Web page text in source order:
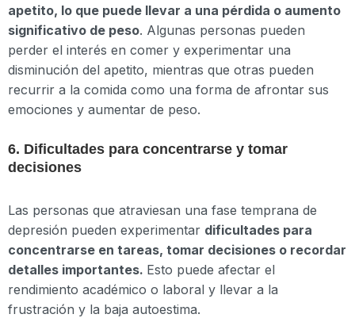
apetito, lo que puede llevar a una pérdida o aumento
significativo de peso. Algunas personas pueden
perder el interés en comer y experimentar una
disminución del apetito, mientras que otras pueden
recurrir a la comida como una forma de afrontar sus
emociones y aumentar de peso.
6. Dificultades para concentrarse y tomar
decisiones
Las personas que atraviesan una fase temprana de
depresión pueden experimentar dificultades para
concentrarse en tareas, tomar decisiones o recordar
detalles importantes. Esto puede afectar el
rendimiento académico o laboral y llevar a la
frustración y la baja autoestima.